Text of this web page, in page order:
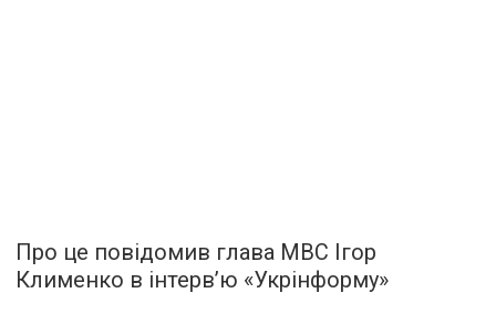
Про це повідомив глава МВС Ігор
Клименко в інтерв’ю «Укрінформу»